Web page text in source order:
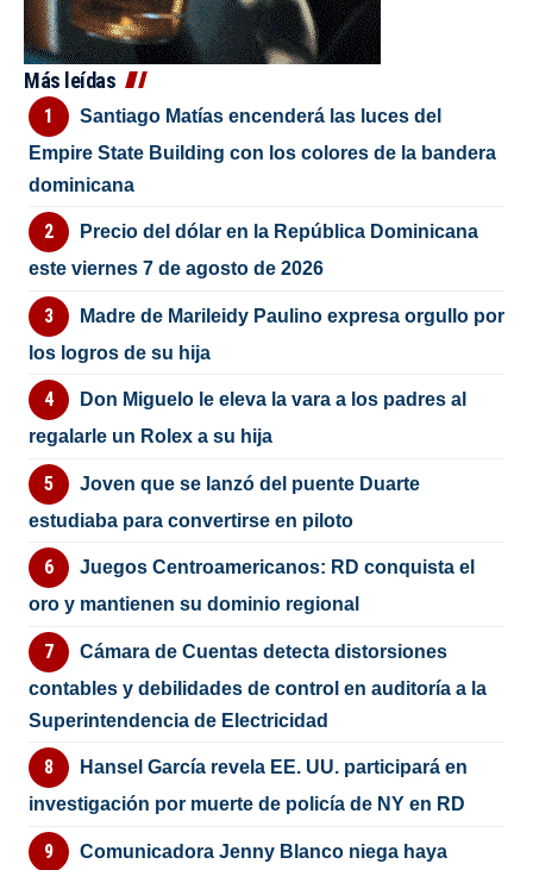
Más leídas
Santiago Matías encenderá las luces del
Empire State Building con los colores de la bandera
dominicana
Precio del dólar en la República Dominicana
este viernes 7 de agosto de 2026
Madre de Marileidy Paulino expresa orgullo por
los logros de su hija
Don Miguelo le eleva la vara a los padres al
regalarle un Rolex a su hija
Joven que se lanzó del puente Duarte
estudiaba para convertirse en piloto
Juegos Centroamericanos: RD conquista el
oro y mantienen su dominio regional
Cámara de Cuentas detecta distorsiones
contables y debilidades de control en auditoría a la
Superintendencia de Electricidad
Hansel García revela EE. UU. participará en
investigación por muerte de policía de NY en RD
Comunicadora Jenny Blanco niega haya